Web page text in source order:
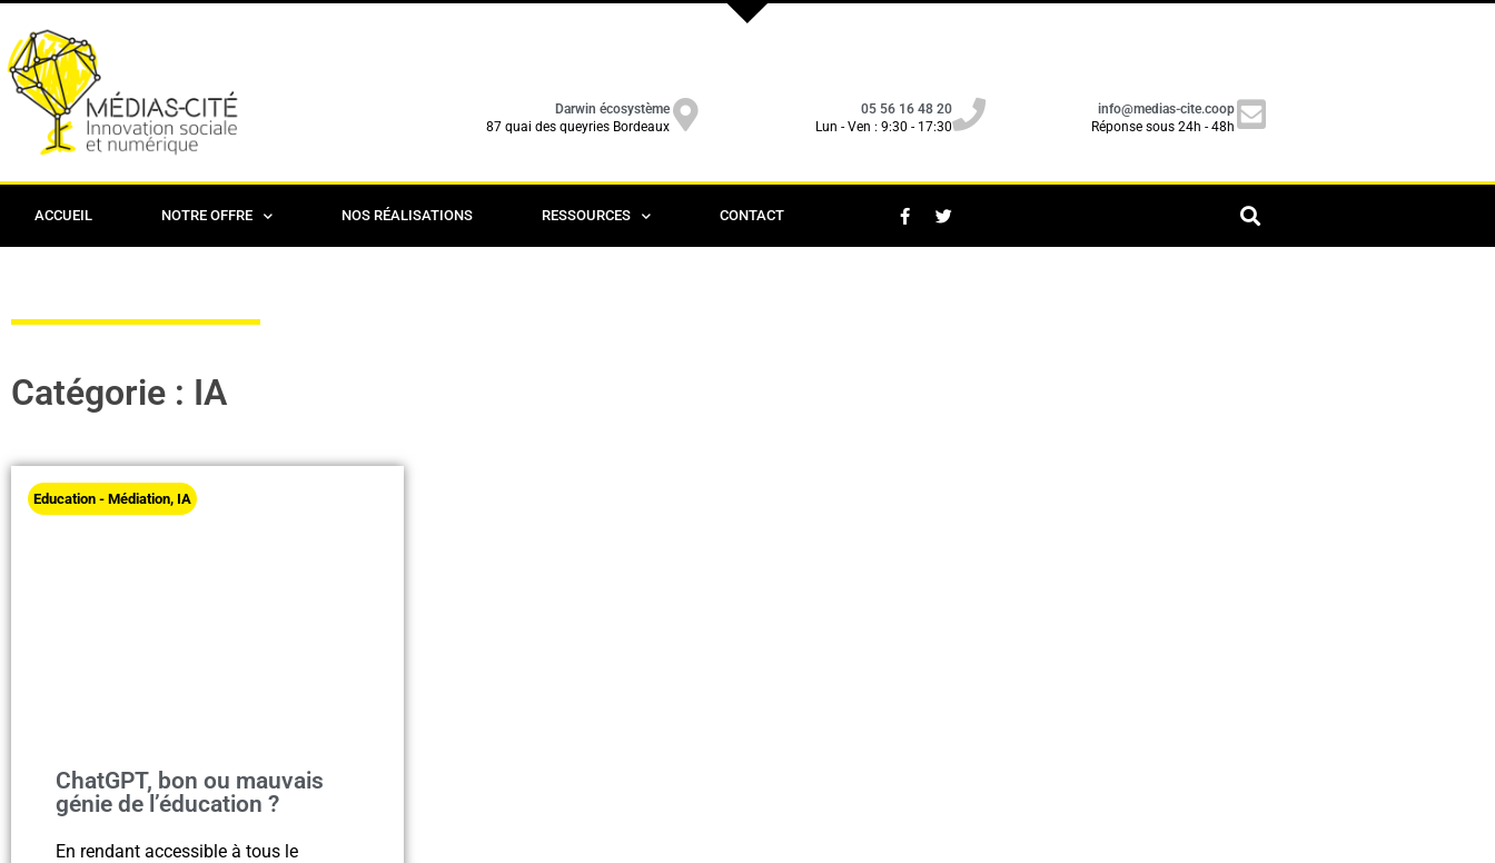
Darwin écosystème
87 quai des queyries Bordeaux
05 56 16 48 20
Lun - Ven : 9:30 - 17:30
info@medias-cite.coop
Réponse sous 24h - 48h
ACCUEIL NOTRE OFFRE NOS RÉALISATIONS RESSOURCES CONTACT
Catégorie : IA
Education - Médiation, IA
ChatGPT, bon ou mauvais
génie de l’éducation ?
En rendant accessible à tous le